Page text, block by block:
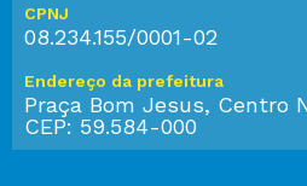
CPNJ
08.234.155/0001-02
Endereço da prefeitura
Praça Bom Jesus, Centro
CEP: 59.584-000